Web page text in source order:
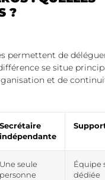
?
permettent de
se situe
et de
Secrétaire
indépendante
Une seule
personne
Équipe
dédiée